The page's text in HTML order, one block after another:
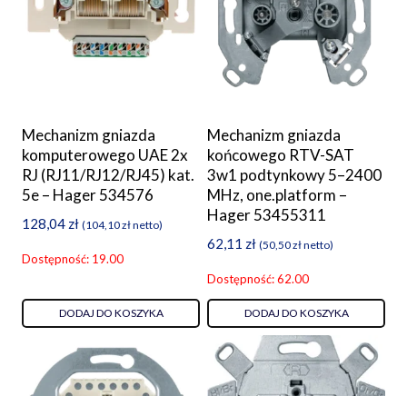
Mechanizm gniazda
komputerowego UAE 2x
RJ (RJ11/RJ12/RJ45) kat.
5e – Hager 534576
128,04 zł (104,10złnetto)
Dostępność: 19.00
DODAJ DO KOSZYKA
Mechanizm gniazda
końcowego RTV-SAT
3w1 podtynkowy 5–2400
MHz, one.platform –
Hager 53455311
62,11 zł (50,50złnetto)
Dostępność: 62.00
DODAJ DO KOSZYKA